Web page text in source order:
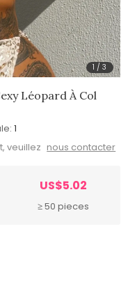
1 /3
Léopard À Col
1
veuillez nous contacter
US$5.02
≥ 50 pieces